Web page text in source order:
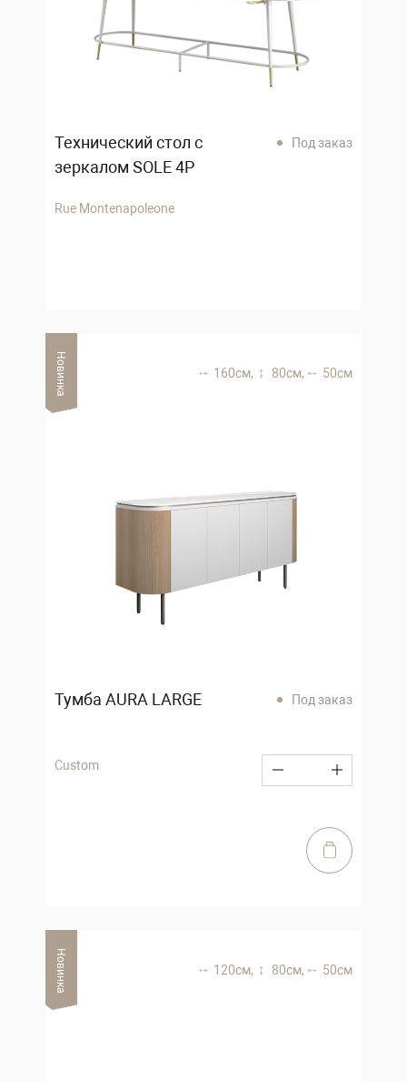
Технический стол с
зеркалом SOLE 4P
Под заказ
Rue Montenapoleone
Новинка 160 см, 80 см, 50 см
Тумба AURA LARGE Под заказ
Custom
Новинка 120 см, 80 см, 50 см